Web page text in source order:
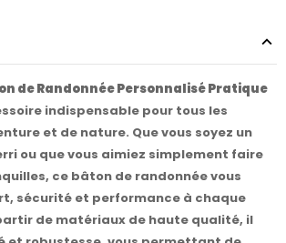
de Randonnée Personnalisé Pratique
indispensable pour tous les
et de nature. Que vous soyez un
ou que vous aimiez simplement faire
ce bâton de randonnée vous
sécurité et performance à chaque
de matériaux de haute qualité, il